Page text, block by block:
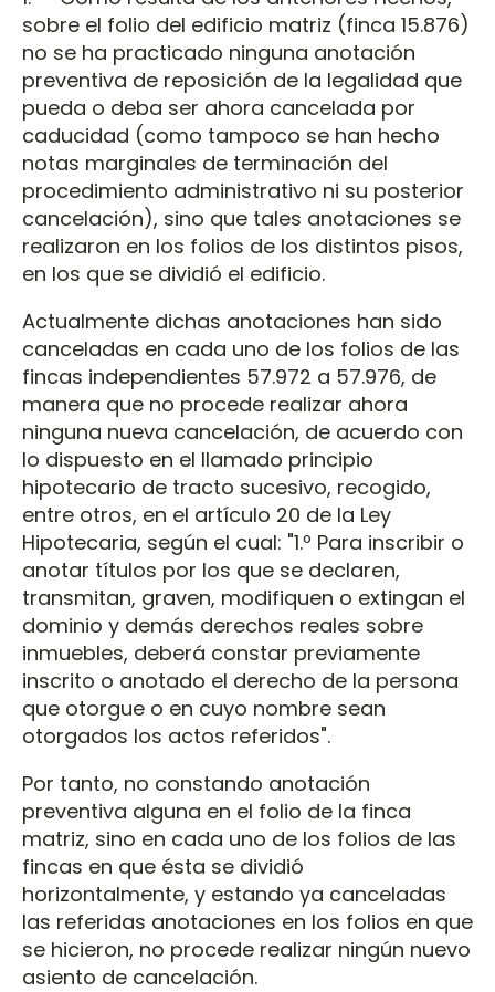
sobre el folio del edificio matriz (finca 15.876)
no se ha practicado ninguna anotación
preventiva de reposición de la legalidad que
pueda o deba ser ahora cancelada por
caducidad (como tampoco se han hecho
notas marginales de terminación del
procedimiento administrativo ni su posterior
cancelación), sino que tales anotaciones se
realizaron en los folios de los distintos pisos,
en los que se dividió el edificio.
Actualmente dichas anotaciones han sido
canceladas en cada uno de los folios de las
fincas independientes 57.972 a 57.976, de
manera que no procede realizar ahora
ninguna nueva cancelación, de acuerdo con
lo dispuesto en el llamado principio
hipotecario de tracto sucesivo, recogido,
entre otros, en el artículo 20 de la Ley
Hipotecaria, según el cual: "1.º Para inscribir o
anotar títulos por los que se declaren,
transmitan, graven, modifiquen o extingan el
dominio y demás derechos reales sobre
inmuebles, deberá constar previamente
inscrito o anotado el derecho de la persona
que otorgue o en cuyo nombre sean
otorgados los actos referidos".
Por tanto, no constando anotación
preventiva alguna en el folio de la finca
matriz, sino en cada uno de los folios de las
fincas en que ésta se dividió
horizontalmente, y estando ya canceladas
las referidas anotaciones en los folios en que
se hicieron, no procede realizar ningún nuevo
asiento de cancelación.